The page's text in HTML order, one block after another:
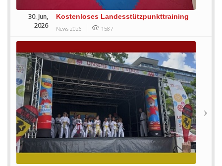
30. Jun,
2026
Kostenloses Landesstützpunkttraining
News 2026 1587